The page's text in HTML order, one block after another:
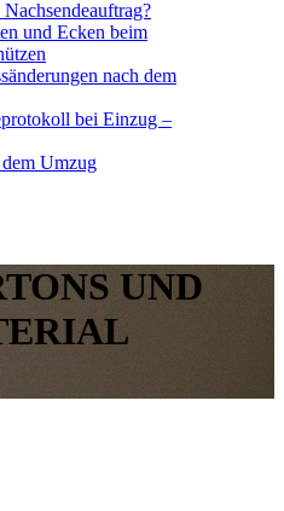
und Ecken beim
nach dem
bei Einzug –
Umzug
UND